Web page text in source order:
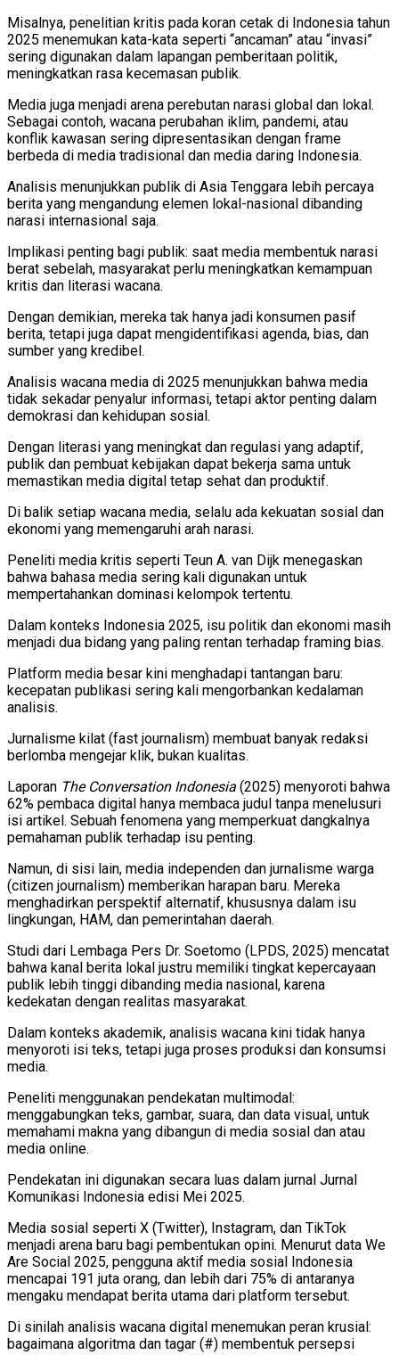
Misalnya, penelitian kritis pada koran cetak di Indonesia tahun
2025 menemukan kata-kata seperti “ancaman” atau “invasi”
sering digunakan dalam lapangan pemberitaan politik,
meningkatkan rasa kecemasan publik.
Media juga menjadi arena perebutan narasi global dan lokal.
Sebagai contoh, wacana perubahan iklim, pandemi, atau
konflik kawasan sering dipresentasikan dengan frame
berbeda di media tradisional dan media daring Indonesia.
Analisis menunjukkan publik di Asia Tenggara lebih percaya
berita yang mengandung elemen lokal-nasional dibanding
narasi internasional saja.
Implikasi penting bagi publik: saat media membentuk narasi
berat sebelah, masyarakat perlu meningkatkan kemampuan
kritis dan literasi wacana.
Dengan demikian, mereka tak hanya jadi konsumen pasif
berita, tetapi juga dapat mengidentifikasi agenda, bias, dan
sumber yang kredibel.
Analisis wacana media di 2025 menunjukkan bahwa media
tidak sekadar penyalur informasi, tetapi aktor penting dalam
demokrasi dan kehidupan sosial.
Dengan literasi yang meningkat dan regulasi yang adaptif,
publik dan pembuat kebijakan dapat bekerja sama untuk
memastikan media digital tetap sehat dan produktif.
Di balik setiap wacana media, selalu ada kekuatan sosial dan
ekonomi yang memengaruhi arah narasi.
Peneliti media kritis seperti Teun A. van Dijk menegaskan
bahwa bahasa media sering kali digunakan untuk
mempertahankan dominasi kelompok tertentu.
Dalam konteks Indonesia 2025, isu politik dan ekonomi masih
menjadi dua bidang yang paling rentan terhadap framing bias.
Platform media besar kini menghadapi tantangan baru:
kecepatan publikasi sering kali mengorbankan kedalaman
analisis.
Jurnalisme kilat (fast journalism) membuat banyak redaksi
berlomba mengejar klik, bukan kualitas.
Laporan The Conversation Indonesia (2025) menyoroti bahwa
62% pembaca digital hanya membaca judul tanpa menelusuri
isi artikel. Sebuah fenomena yang memperkuat dangkalnya
pemahaman publik terhadap isu penting.
Namun, di sisi lain, media independen dan jurnalisme warga
(citizen journalism) memberikan harapan baru. Mereka
menghadirkan perspektif alternatif, khususnya dalam isu
lingkungan, HAM, dan pemerintahan daerah.
Studi dari Lembaga Pers Dr. Soetomo (LPDS, 2025) mencatat
bahwa kanal berita lokal justru memiliki tingkat kepercayaan
publik lebih tinggi dibanding media nasional, karena
kedekatan dengan realitas masyarakat.
Dalam konteks akademik, analisis wacana kini tidak hanya
menyoroti isi teks, tetapi juga proses produksi dan konsumsi
media.
Peneliti menggunakan pendekatan multimodal:
menggabungkan teks, gambar, suara, dan data visual, untuk
memahami makna yang dibangun di media sosial dan atau
media online.
Pendekatan ini digunakan secara luas dalam jurnal Jurnal
Komunikasi Indonesia edisi Mei 2025.
Media sosial seperti X (Twitter), Instagram, dan TikTok
menjadi arena baru bagi pembentukan opini. Menurut data We
Are Social 2025, pengguna aktif media sosial Indonesia
mencapai 191 juta orang, dan lebih dari 75% di antaranya
mengaku mendapat berita utama dari platform tersebut.
Di sinilah analisis wacana digital menemukan peran krusial:
bagaimana algoritma dan tagar (#) membentuk persepsi